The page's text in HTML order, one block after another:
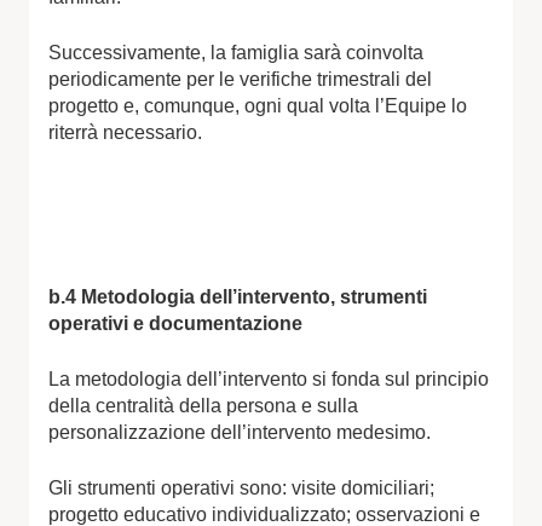
Successivamente, la famiglia sarà coinvolta
periodicamente per le verifiche trimestrali del
progetto e, comunque, ogni qual volta l’Equipe lo
riterrà necessario.
b.4 Metodologia dell’intervento, strumenti
operativi e documentazione
La metodologia dell’intervento si fonda sul principio
della centralità della persona e sulla
personalizzazione dell’intervento medesimo.
Gli strumenti operativi sono: visite domiciliari;
progetto educativo individualizzato; osservazioni e